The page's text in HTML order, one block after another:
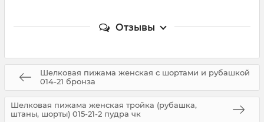
Отзывы
Шелковая пижама женская с шортами и рубашкой
014-21 бронза
Шелковая пижама женская тройка (рубашка,
штаны, шорты) 015-21-2 пудра чк